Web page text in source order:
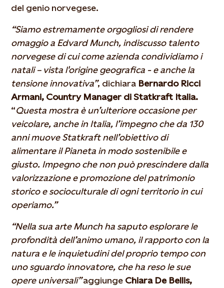
del genio norvegese.
“Siamo estremamente orgogliosi di rendere
omaggio a Edvard Munch, indiscusso talento
norvegese di cui come azienda condividiamo i
natali – vista l'origine geografica - e anche la
tensione innovativa”, dichiara Bernardo Ricci
Armani, Country Manager di Statkraft Italia.
“Questa mostra è un’ulteriore occasione per
veicolare, anche in Italia, l’impegno che da 130
anni muove Statkraft nell’obiettivo di
alimentare il Pianeta in modo sostenibile e
giusto. Impegno che non può prescindere dalla
valorizzazione e promozione del patrimonio
storico e socioculturale di ogni territorio in cui
operiamo.”
“Nella sua arte Munch ha saputo esplorare le
profondità dell’animo umano, il rapporto con la
natura e le inquietudini del proprio tempo con
uno sguardo innovatore, che ha reso le sue
opere universali”aggiunge Chiara De Bellis,